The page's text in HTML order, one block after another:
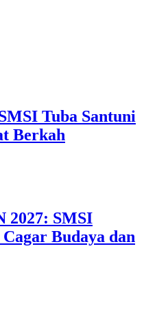
Tuba Santuni
Berkah
2027: SMSI
Budaya dan